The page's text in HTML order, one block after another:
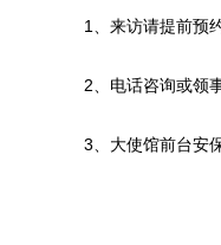
1、来访请提前预
2、电话咨询或领
3、大使馆前台安